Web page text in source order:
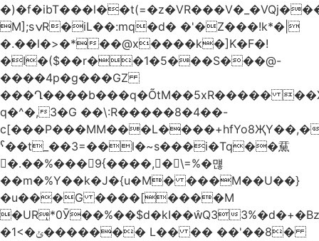
M];sݍR�iL��:mq�d� �'�Z���!k*�|
�.��l�>�*��@x����k�]K�F�!
�I�($��r��1�5���S���@-
����4p�g���GZ
���Ղ����b���q�ÕtM��5xR�����
q�^�,3�G ��\:R�����8�4��-
c[���P���MM���L����+hfYo8ҖY��,�
ˁ��t_��3=��l�~s���i�Tq��䵤
�.��%��� 9{����, �\=%�먢
��m�%Y��k�J�{u�M� ���M��U��}
�u���G ����[����M
�URͅ*0Ӯ��%��$d�kI��Q3
�1<�ݵ������� L�� �� ��'��8�